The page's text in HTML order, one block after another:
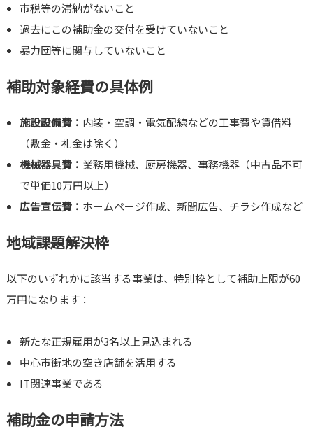
市税等の滞納がないこと
過去にこの補助金の交付を受けていないこと
暴力団等に関与していないこと
補助対象経費の具体例
施設設備費： 内装・空調・電気配線などの工事費や賃借料
（敷金・礼金は除く）
機械器具費： 業務用機械、厨房機器、事務機器（中古品不可
で単価10万円以上）
広告宣伝費： ホームページ作成、新聞広告、チラシ作成など
地域課題解決枠
以下のいずれかに該当する事業は、特別枠として補助上限が60
万円になります：
新たな正規雇用が3名以上見込まれる
中心市街地の空き店舗を活用する
IT関連事業である
補助金の申請方法